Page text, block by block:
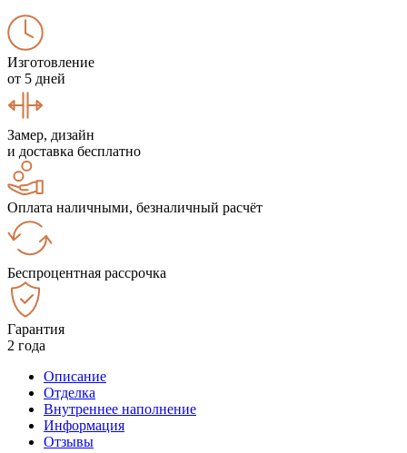
Изготовление
от 5 дней
Замер, дизайн
и доставка бесплатно
Оплата наличными, безналичный расчёт
Беспроцентная рассрочка
Гарантия
2 года
Описание
Отделка
Внутреннее наполнение
Информация
Отзывы